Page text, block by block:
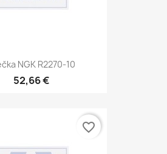
NGK R2270-10
52,66 €
favorite_border